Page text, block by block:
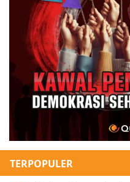
TERPOPULER